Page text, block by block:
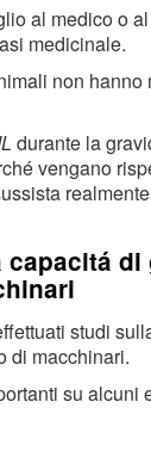
al medico o
medicinale.
non hanno
durante la
vengano
di
studi
di macchinari.
su alcuni